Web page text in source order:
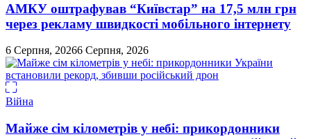
АМКУ оштрафував “Київстар” на 17,5 млн грн
через рекламу швидкості мобільного інтернету
6 Серпня, 20266 Серпня, 2026
Війна
Майже сім кілометрів у небі: прикордонники